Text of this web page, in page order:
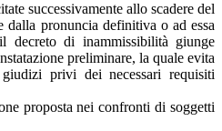
successivamente allo scadere del
dalla pronuncia definitiva o ad essa
decreto di inammissibilità giunge
preliminare, la quale evita
privi dei necessari requisiti
proposta nei confronti di soggetti